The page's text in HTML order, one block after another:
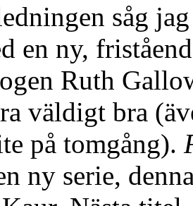
såg
en ny,
Ruth
väldigt bra
på tomgång).
ny serie,